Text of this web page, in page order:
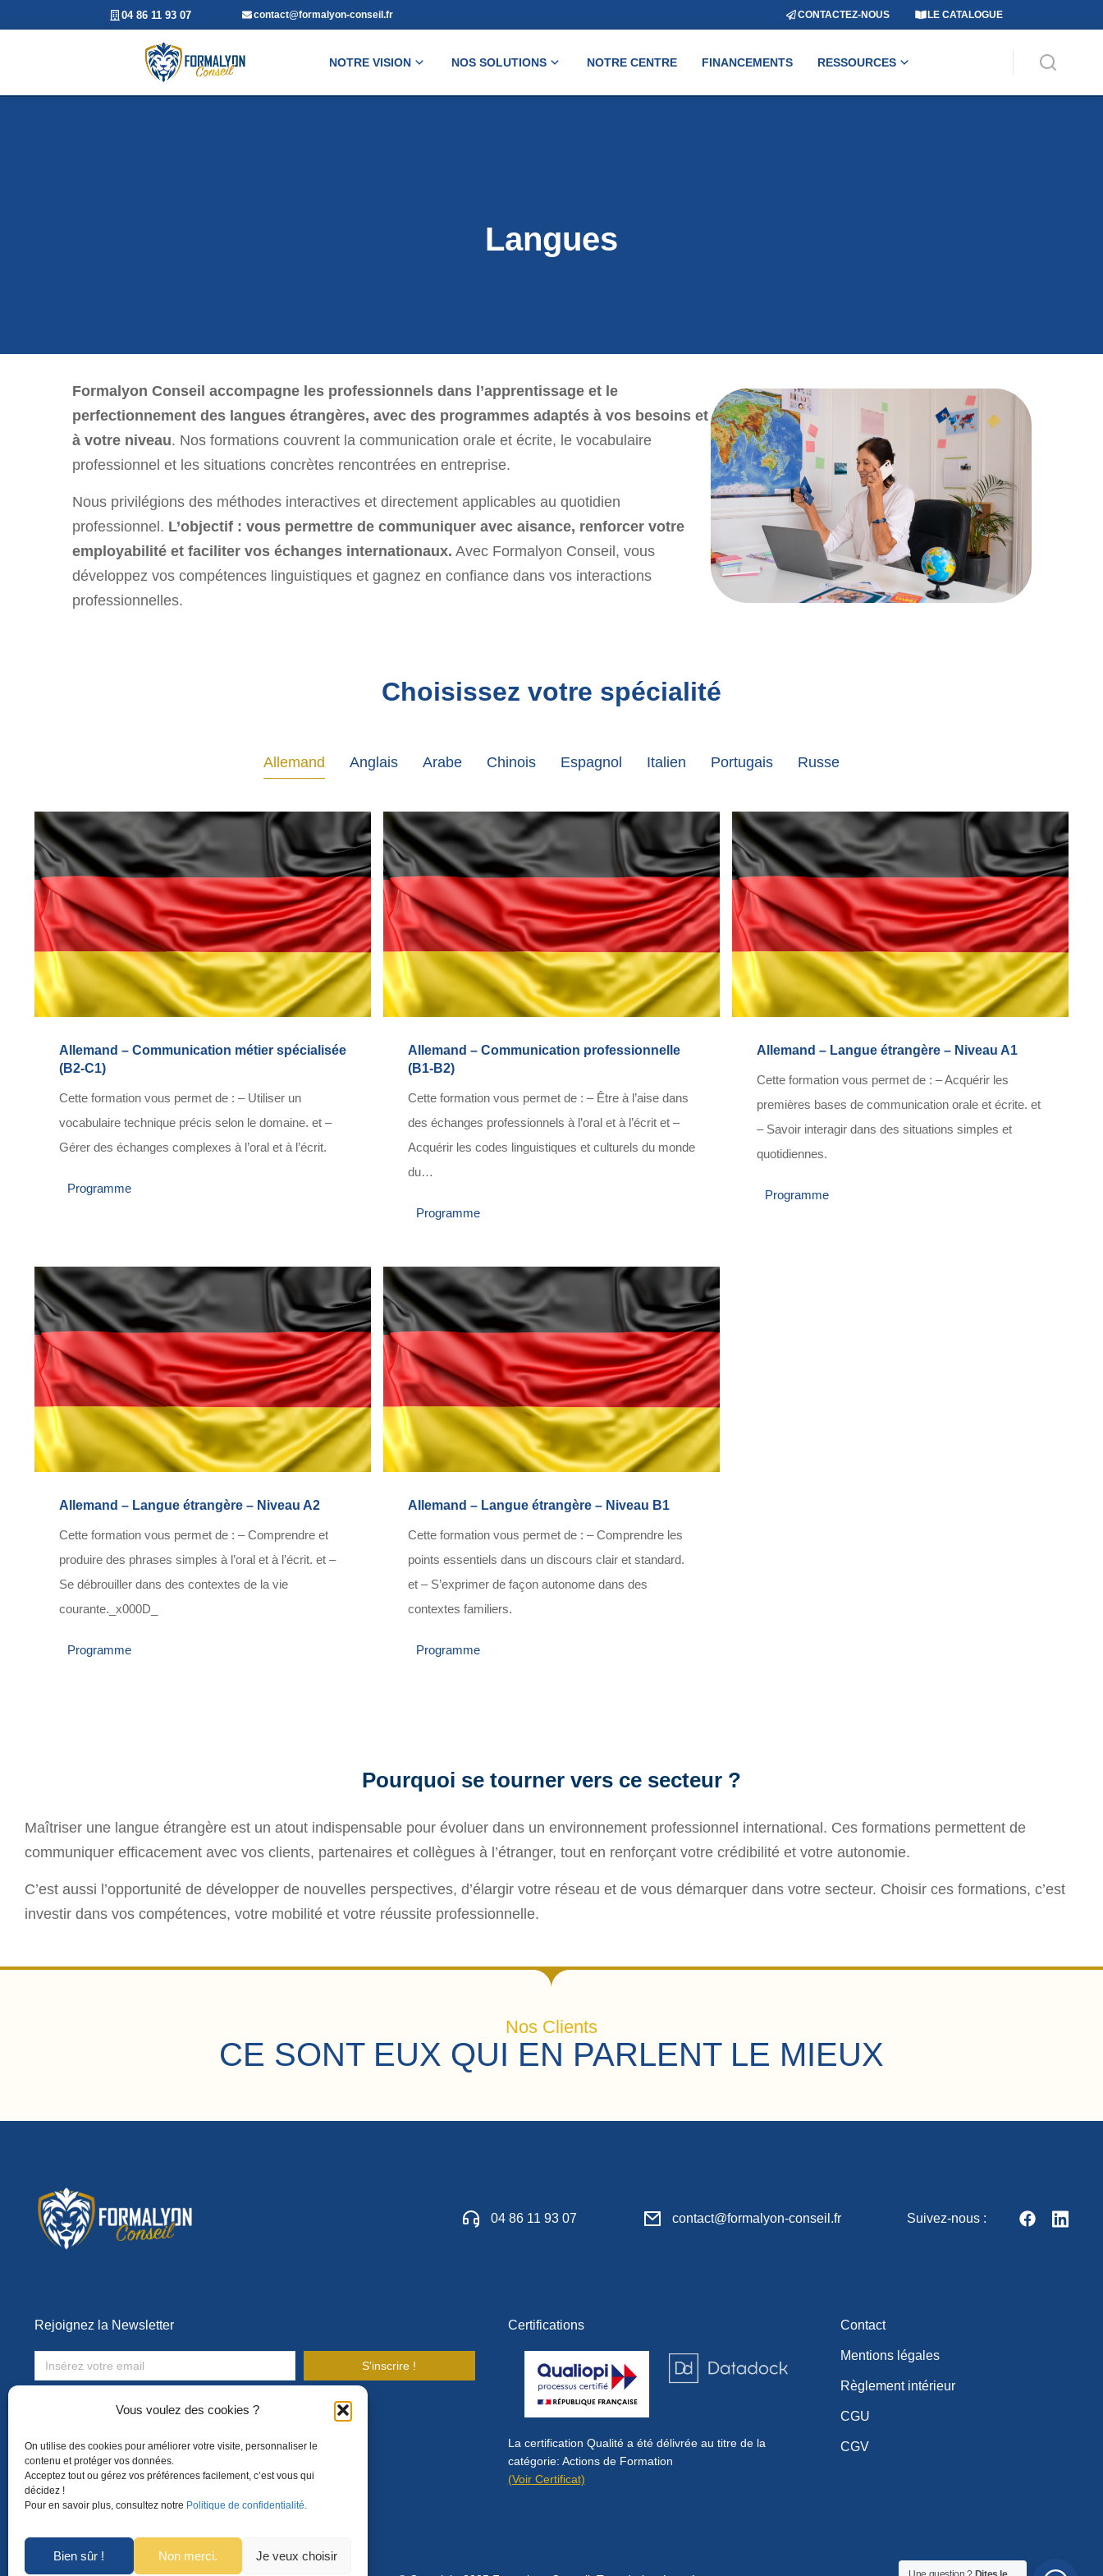
Vous voulez des cookies ?
On utilise des cookies pour améliorer votre visite, personnaliser le
contenu et protéger vos données.
Acceptez tout ou gérez vos préférences facilement, c’est vous qui
décidez !
Pour en savoir plus, consultez notre Politique de confidentialité.
Bien sûr ! Non merci. Je veux choisir
04 86 11 93 07 contact@formalyon-conseil.fr CONTACTEZ-NOUS LE CATALOGUE
NOTRE VISION NOS SOLUTIONS NOTRE CENTRE FINANCEMENTS RESSOURCES
Langues
Formalyon Conseil accompagne les professionnels dans l’apprentissage et le
perfectionnement des langues étrangères, avec des programmes adaptés à vos besoins et
à votre niveau. Nos formations couvrent la communication orale et écrite, le vocabulaire
professionnel et les situations concrètes rencontrées en entreprise.
Nous privilégions des méthodes interactives et directement applicables au quotidien
professionnel. L’objectif : vous permettre de communiquer avec aisance, renforcer votre
employabilité et faciliter vos échanges internationaux. Avec Formalyon Conseil, vous
développez vos compétences linguistiques et gagnez en confiance dans vos interactions
professionnelles.
Choisissez votre spécialité
Allemand Anglais Arabe Chinois Espagnol Italien Portugais Russe
Allemand – Communication métier spécialisée
(B2-C1)
Cette formation vous permet de : – Utiliser un
vocabulaire technique précis selon le domaine. et –
Gérer des échanges complexes à l’oral et à l’écrit.
Programme
Allemand – Communication professionnelle
(B1-B2)
Cette formation vous permet de : – Être à l’aise dans
des échanges professionnels à l’oral et à l’écrit et –
Acquérir les codes linguistiques et culturels du monde
du…
Programme
Allemand – Langue étrangère – Niveau A1
Cette formation vous permet de : – Acquérir les
premières bases de communication orale et écrite. et
– Savoir interagir dans des situations simples et
quotidiennes.
Programme
Allemand – Langue étrangère – Niveau A2
Cette formation vous permet de : – Comprendre et
produire des phrases simples à l’oral et à l’écrit. et –
Se débrouiller dans des contextes de la vie
courante._x000D_
Programme
Allemand – Langue étrangère – Niveau B1
Cette formation vous permet de : – Comprendre les
points essentiels dans un discours clair et standard.
et – S’exprimer de façon autonome dans des
contextes familiers.
Programme
Pourquoi se tourner vers ce secteur ?
Maîtriser une langue étrangère est un atout indispensable pour évoluer dans un environnement professionnel international. Ces formations permettent de
communiquer efficacement avec vos clients, partenaires et collègues à l’étranger, tout en renforçant votre crédibilité et votre autonomie.
C’est aussi l’opportunité de développer de nouvelles perspectives, d’élargir votre réseau et de vous démarquer dans votre secteur. Choisir ces formations, c’est
investir dans vos compétences, votre mobilité et votre réussite professionnelle.
Nos Clients
CE SONT EUX QUI EN PARLENT LE MIEUX
04 86 11 93 07 contact@formalyon-conseil.fr Suivez-nous :
Rejoignez la Newsletter
S'inscrire !
Toute l’actualité de la formation en entreprise !
Certifications
La certification Qualité a été délivrée au titre de la
catégorie: Actions de Formation
(Voir Certificat)
Contact
Mentions légales
Règlement intérieur
CGU
CGV